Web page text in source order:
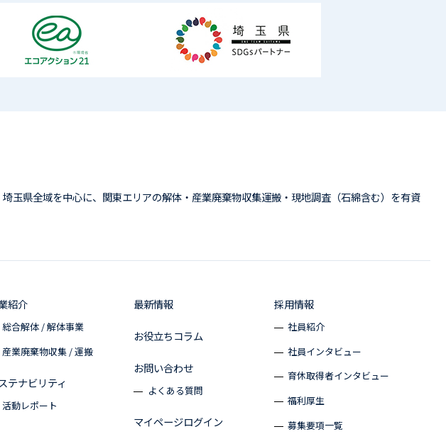
玉県全域を中心に、関東エリアの解体・産業廃棄物収集運搬・現地調査（石綿含む）を有資
紹介
総合解体 / 解体事業
産業廃棄物収集 / 運搬
テナビリティ
活動レポート
最新情報
お役立ちコラム
お問い合わせ
よくある質問
マイページログイン
採用情報
社員紹介
社員インタビュー
育休取得者インタビュー
福利厚生
募集要項一覧